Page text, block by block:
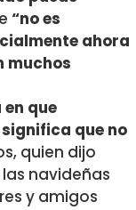
“no es
ahora
muchos
que
que no
quien dijo
navideñas
y amigos